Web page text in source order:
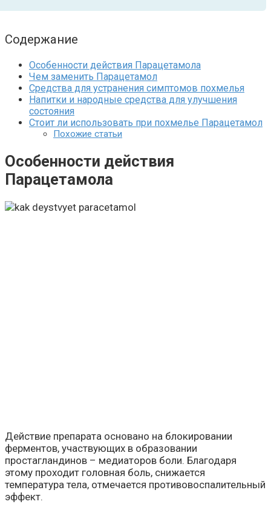
Содержание
Особенности действия Парацетамола
Чем заменить Парацетамол
Средства для устранения симптомов похмелья
Напитки и народные средства для улучшения
состояния
Стоит ли использовать при похмелье Парацетамол
Похожие статьи
Особенности действия
Парацетамола
Действие препарата основано на блокировании
ферментов, участвующих в образовании
простагландинов – медиаторов боли. Благодаря
этому проходит головная боль, снижается
температура тела, отмечается противовоспалительный
эффект.